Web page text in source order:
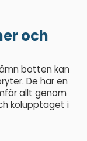
och
botten kan
De har en
allt genom
kolupptaget i